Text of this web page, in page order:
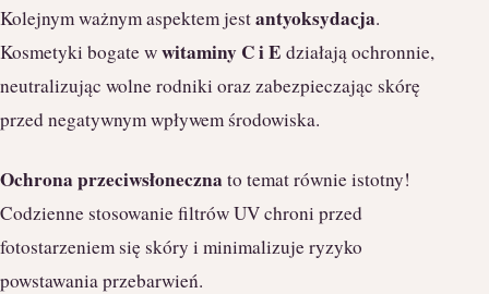
Kolejnym ważnym aspektem jestantyoksydacja.
Kosmetyki bogate wwitaminy C i E działają ochronnie,
neutralizując wolne rodniki oraz zabezpieczając skórę
przed negatywnym wpływem środowiska.
Ochrona przeciwsłoneczna to temat równie istotny!
Codzienne stosowanie filtrów UV chroni przed
fotostarzeniem się skóry i minimalizuje ryzyko
powstawania przebarwień.